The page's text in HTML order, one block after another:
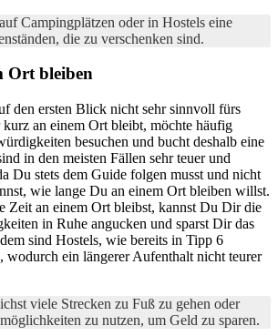
Campingplätzen oder in Hostels eine
die zu verschenken sind.
Ort bleiben
den ersten Blick nicht sehr sinnvoll fürs
an einem Ort bleibt, möchte häufig
besuchen und bucht deshalb eine
in den meisten Fällen sehr teuer und
Du stets dem Guide folgen musst und nicht
wie lange Du an einem Ort bleiben willst.
Zeit an einem Ort bleibst, kannst Du Dir die
in Ruhe angucken und sparst Dir das
sind Hostels, wie bereits in Tipp 6
wodurch ein längerer Aufenthalt nicht teurer
viele Strecken zu Fuß zu gehen oder
zu nutzen, um Geld zu sparen.